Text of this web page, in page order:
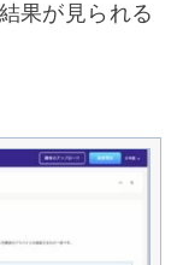
果が見られる